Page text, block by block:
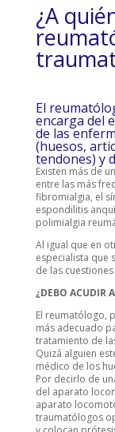
¿A
El
encarga del
de las
(huesos,
tendones) y
Existen más de
entre las más
fibromialgia, el
espondilitis
polimialgia
Al igual que en
especialista que
de las
¿DEBO ACUDIR
El reumatólogo,
más adecuado
tratamiento de
Quizá alguien
médico de los
Por decirlo de
del aparato
aparato
traumatólogos